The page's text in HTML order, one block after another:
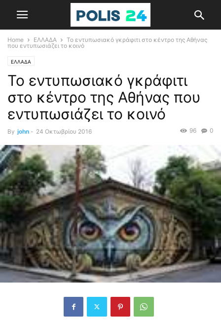
Home ΕΛΛΑΔΑ
Το εντυπωσιακό γκράφιτι στο κέντρο της Αθήνας
που εντυπωσιάζει το κοινό
ΕΛΛΑΔΑ
Το εντυπωσιακό γκράφιτι
στο κέντρο της Αθήνας που
εντυπωσιάζει το κοινό
By john - 24 Οκτωβρίου 2016 0
96